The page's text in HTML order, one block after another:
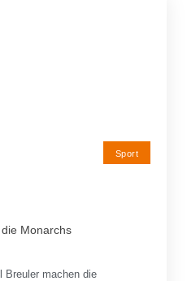
Sport
Monarchs
Breuler machen die